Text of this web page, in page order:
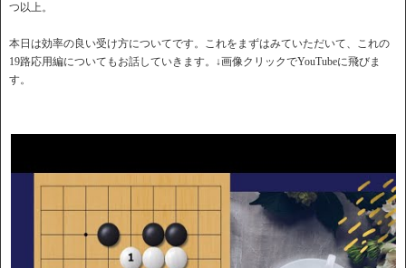
つ以上。
本日は効率の良い受け方についてです。これをまずはみていただいて、これの
19路応用編についてもお話していきます。↓画像クリックでYouTubeに飛びま
す。